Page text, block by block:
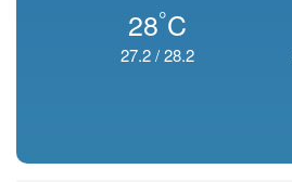
28°C
27.2/28.2